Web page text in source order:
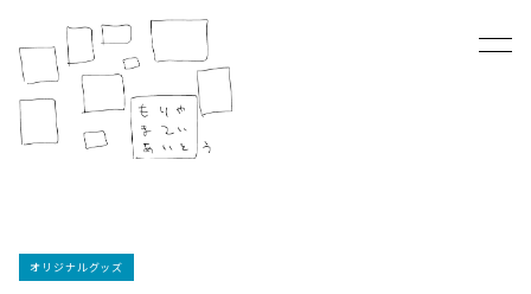
オリジナルグッズ